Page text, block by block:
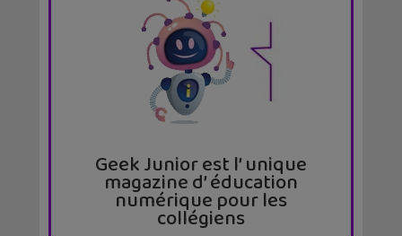
Geek Junior est l’ unique
magazine d’ éducation
numérique pour les
collégiens